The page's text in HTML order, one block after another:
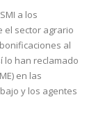
a los
el sector agrario
al
lo han reclamado
en las
y los agentes